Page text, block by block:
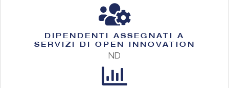
DIPENDENTI ASSEGNATI A
SERVIZI DI OPEN INNOVATION
ND